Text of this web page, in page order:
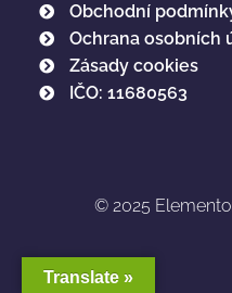
Obchodní
Ochrana osobních
Zásady cookies
IČO: 11680563
© 2025
Translate »